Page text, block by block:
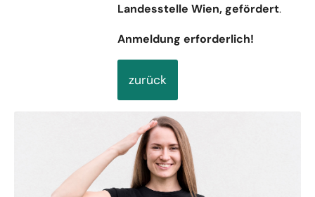
Landesstelle Wien, gefördert.
Anmeldung erforderlich!
zurück